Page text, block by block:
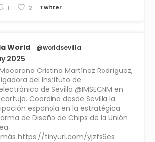
1 2 Twitter
World @worldsevilla ·
2025
Cristina Martínez Rodríguez,
del Instituto de
de Sevilla @IMSECNM en
Coordina desde Sevilla la
española en la estratégica
de Diseño de Chips de la Unión
más https://tinyurl.com/yjzfs6es